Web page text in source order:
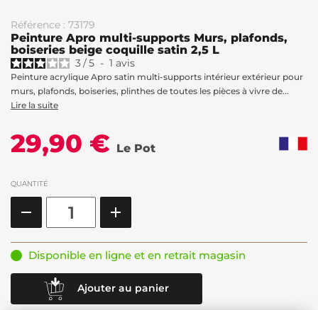
Référence : 73179
Peinture Apro multi-supports Murs, plafonds,
boiseries beige coquille satin 2,5 L
3/5 - 1 avis
Peinture acrylique Apro satin multi-supports intérieur extérieur pour
murs, plafonds, boiseries, plinthes de toutes les pièces à vivre de...
Lire la suite
29,90 € Le Pot
QUANTITÉ
Disponible en ligne et en retrait magasin
Ajouter au panier